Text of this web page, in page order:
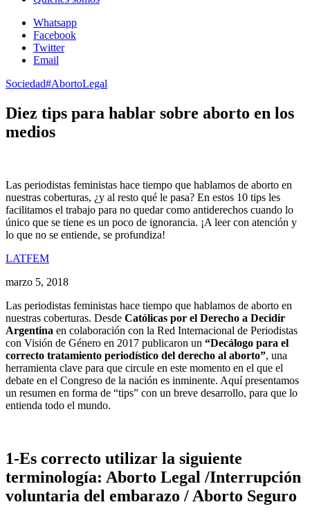
Whatsapp
Facebook
Twitter
Email
Sociedad#AbortoLegal
Diez tips para hablar sobre aborto en los
medios
Las periodistas feministas hace tiempo que hablamos de aborto en
nuestras coberturas, ¿y al resto qué le pasa? En estos 10 tips les
facilitamos el trabajo para no quedar como antiderechos cuando lo
único que se tiene es un poco de ignorancia. ¡A leer con atención y
lo que no se entiende, se profundiza!
LATFEM
marzo 5, 2018
Las periodistas feministas hace tiempo que hablamos de aborto en
nuestras coberturas. Desde Católicas por el Derecho a Decidir
Argentina en colaboración con la Red Internacional de Periodistas
con Visión de Género en 2017 publicaron un “Decálogo para el
correcto tratamiento periodístico del derecho al aborto”, una
herramienta clave para que circule en este momento en el que el
debate en el Congreso de la nación es inminente. Aquí presentamos
un resumen en forma de “tips” con un breve desarrollo, para que lo
entienda todo el mundo.
1-Es correcto utilizar la siguiente
terminología: Aborto Legal /Interrupción
voluntaria del embarazo / Aborto Seguro